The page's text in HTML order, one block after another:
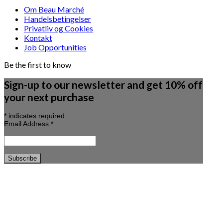
Om Beau Marché
Handelsbetingelser
Privatliv og Cookies
Kontakt
Job Opportunities
Be the first to know
Sign-up to our newsletter and get 10% off
your next purchase
* indicates required
Email Address *